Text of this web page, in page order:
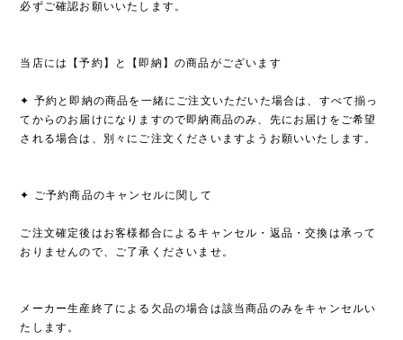
必ずご確認お願いいたします。
当店には【予約】と【即納】の商品がございます
✦ 予約と即納の商品を一緒にご注文いただいた場合は、すべて揃っ
てからのお届けになりますので即納商品のみ、先にお届けをご希望
される場合は、別々にご注文くださいますようお願いいたします。
✦ ご予約商品のキャンセルに関して
ご注文確定後はお客様都合によるキャンセル・返品・交換は承って
おりませんので、ご了承くださいませ。
メーカー生産終了による欠品の場合は該当商品のみをキャンセルい
たします。